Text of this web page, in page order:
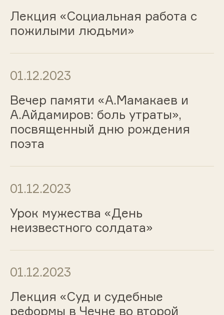
Лекция «Социальная работа с
пожилыми людьми»
01.12.2023
Вечер памяти «А.Мамакаев и
А.Айдамиров: боль утраты»,
посвященный дню рождения
поэта
01.12.2023
Урок мужества «День
неизвестного солдата»
01.12.2023
Лекция «Суд и судебные
реформы в Чечне во второй